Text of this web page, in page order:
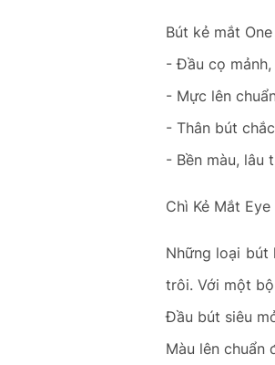
Bút kẻ mắt
- Đầu cọ
- Mực lên
- Thân bút
- Bền màu, lâu
Chì Kẻ Mắt
Những loại bút
trôi. Với một
Đầu bút siêu
Màu lên chuẩn